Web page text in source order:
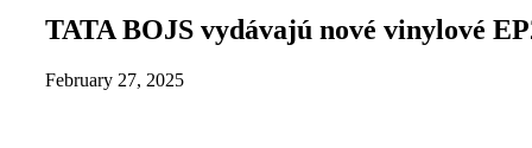
TATA BOJS vydávajú nové vinylové
February 27, 2025